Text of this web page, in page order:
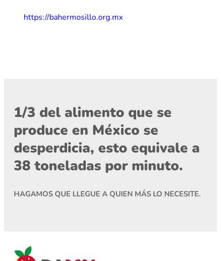
https://bahermosillo.org.mx
1/3 del alimento que se
produce en México se
desperdicia, esto equivale a
38 toneladas por minuto.
HAGAMOS QUE LLEGUE A QUIEN MÁS LO NECESITE.